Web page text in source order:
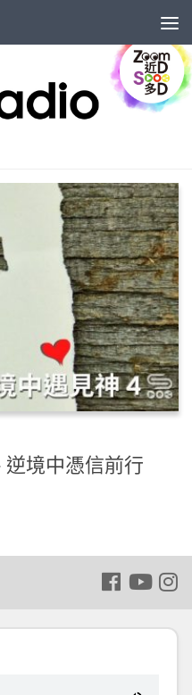
境中憑信前行